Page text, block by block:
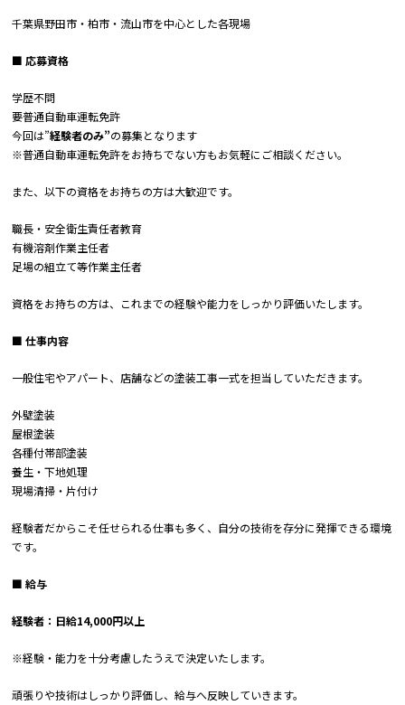
千葉県野田市・柏市・流山市を中心とした各現場
■ 応募資格
学歴不問
要普通自動車運転免許
今回は”経験者のみ”の募集となります
※普通自動車運転免許をお持ちでない方もお気軽にご相談ください。
また、以下の資格をお持ちの方は大歓迎です。
職長・安全衛生責任者教育
有機溶剤作業主任者
足場の組立て等作業主任者
資格をお持ちの方は、これまでの経験や能力をしっかり評価いたします。
■ 仕事内容
一般住宅やアパート、店舗などの塗装工事一式を担当していただきます。
外壁塗装
屋根塗装
各種付帯部塗装
養生・下地処理
現場清掃・片付け
経験者だからこそ任せられる仕事も多く、自分の技術を存分に発揮できる環境
です。
■ 給与
経験者：日給14,000円以上
※経験・能力を十分考慮したうえで決定いたします。
頑張りや技術はしっかり評価し、給与へ反映していきます。